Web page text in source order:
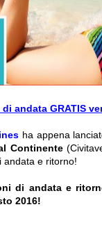
andata GRATIS
ha appena
Continente
andata e ritorno!
di andata e
2016!